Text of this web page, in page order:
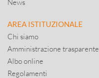
News
AREA ISTITUZIONALE
Chi siamo
Amministrazione trasparente
Albo online
Regolamenti